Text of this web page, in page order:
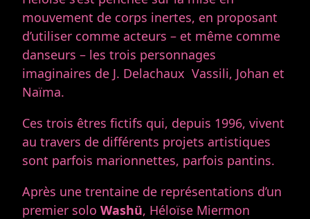
mouvement de corps inertes, en proposant
d’utiliser comme acteurs – et même comme
danseurs – les trois personnages
imaginaires de J. Delachaux Vassili, Johan et
Naïma.
Ces trois êtres fictifs qui, depuis 1996, vivent
au travers de différents projets artistiques
sont parfois marionnettes, parfois pantins.
Après une trentaine de représentations d’un
premier soloWashü, Héloïse Miermon